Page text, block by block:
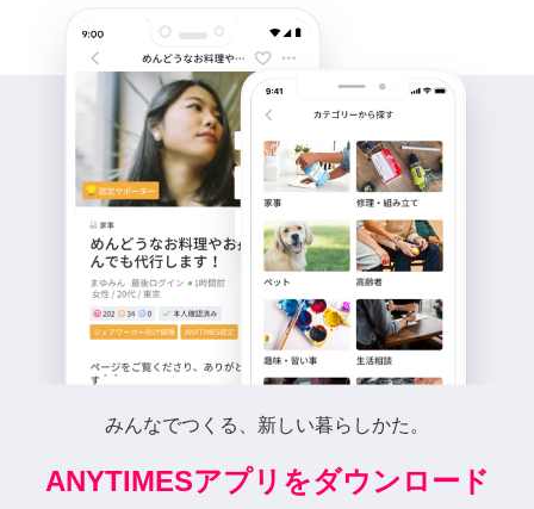
みんなでつくる、新しい暮らしかた。
ANYTIMESアプリをダウンロード